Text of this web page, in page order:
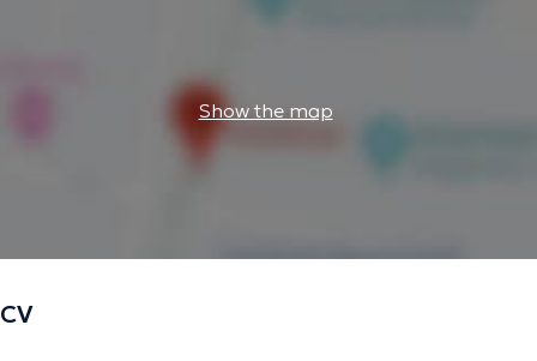
Show the map
CV